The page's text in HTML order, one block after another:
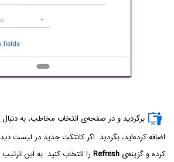
برگردید و در صفحه‌ی انتخاب مخاطب، به
اضافه کرده‌اید، بگردید. اگر کانتکت جدید در لیست
کرده و گزینه‌ی Refresh را انتخاب کنید. به این